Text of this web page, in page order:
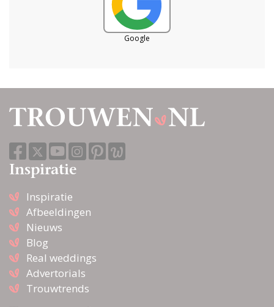
Google
Inspiratie
Inspiratie
Afbeeldingen
Nieuws
Blog
Real weddings
Advertorials
Trouwtrends